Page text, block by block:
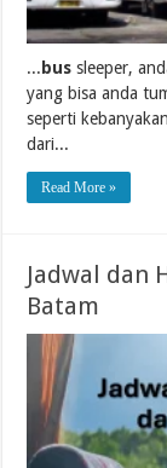
... bus sleeper,
yang bisa anda
seperti kebanyakan
dari...
Read More »
Jadwal dan
Batam